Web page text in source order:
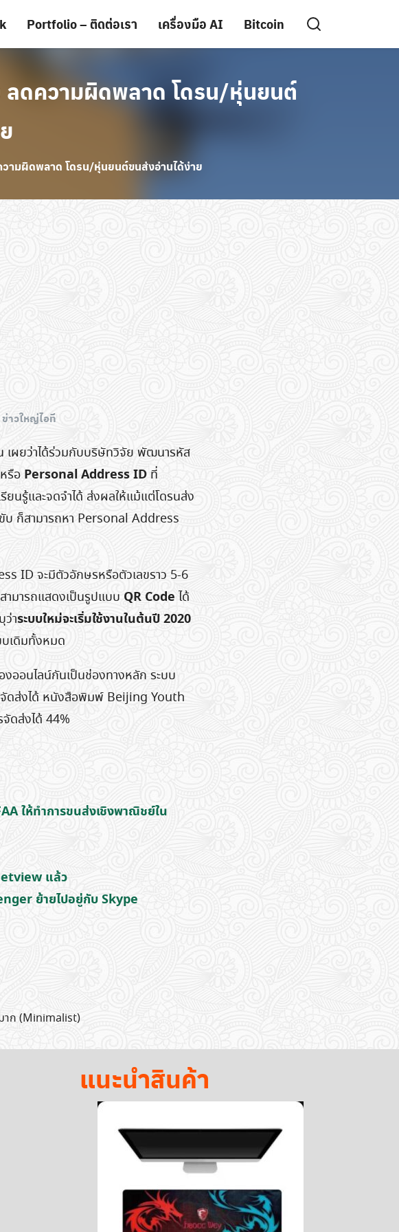
Portfolio – ติดต่อเรา เครื่องมือ AI Bitcoin
ดความผิดพลาด โดรน/หุ่นยนต์
มผิดพลาด โดรน/หุ่นยนต์ขนส่งอ่านได้ง่าย
ข่าวใหญ่ไอที
เผยว่าได้ร่วมกับบริษัทวิจัย พัฒนารหัส
รือ Personal Address ID ที่
ยนรู้และจดจำได้ ส่งผลให้แม้แต่โดรนส่ง
บ ก็สามารถหา Personal Address
ID จะมีตัวอักษรหรือตัวเลขราว 5-6
มารถแสดงเป็นรูปแบบ QR Codeได้
ว่าระบบใหม่จะเริ่มใช้งานในต้นปี 2020
บเดิมทั้งหมด
ออนไลน์กันเป็นช่องทางหลัก ระบบ
จัดส่งได้ หนังสือพิมพ์ Beijing Youth
ดส่งได้ 44%
ให้ทำการขนส่งเชิงพาณิชย์ใน
แล้ว
ย้ายไปอยู่กับ Skype
าก (Minimalist)
แนะนำสินค้า